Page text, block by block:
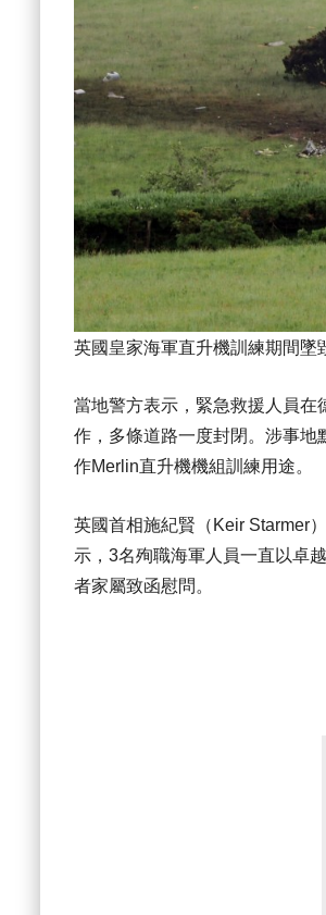
英國皇家海軍直升機訓練期間
當地警方表示，緊急救援人員
作，多條道路一度封閉。涉事地
作Merlin直升機機組訓練用途。
英國首相施紀賢（Keir Starmer
示，3名殉職海軍人員一直以卓
者家屬致函慰問。